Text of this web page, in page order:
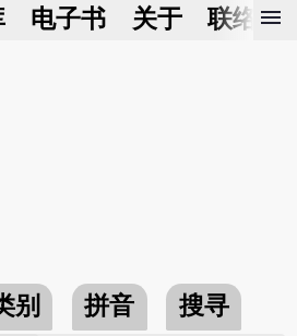
电子书 关于 联络我
menu
别 拼音
搜寻